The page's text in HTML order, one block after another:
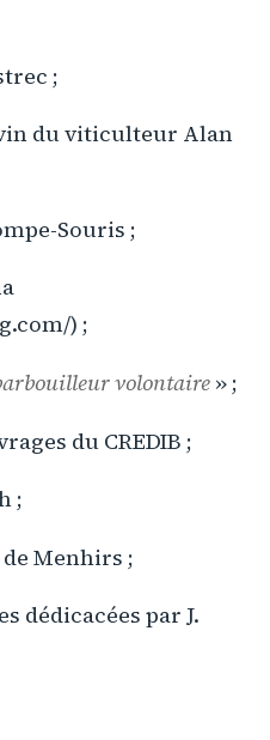
;
du viticulteur Alan
Souris ;
) ;
volontaire » ;
du CREDIB ;
;
de Menhirs ;
dédicacées par J.